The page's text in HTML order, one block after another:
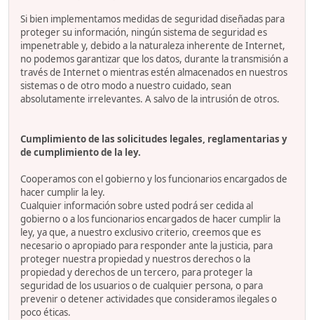
Si bien implementamos medidas de seguridad diseñadas para
proteger su información, ningún sistema de seguridad es
impenetrable y, debido a la naturaleza inherente de Internet,
no podemos garantizar que los datos, durante la transmisión a
través de Internet o mientras estén almacenados en nuestros
sistemas o de otro modo a nuestro cuidado, sean
absolutamente irrelevantes. A salvo de la intrusión de otros.
Cumplimiento de las solicitudes legales, reglamentarias y
de cumplimiento de la ley.
Cooperamos con el gobierno y los funcionarios encargados de
hacer cumplir la ley.
Cualquier información sobre usted podrá ser cedida al
gobierno o a los funcionarios encargados de hacer cumplir la
ley, ya que, a nuestro exclusivo criterio, creemos que es
necesario o apropiado para responder ante la justicia, para
proteger nuestra propiedad y nuestros derechos o la
propiedad y derechos de un tercero, para proteger la
seguridad de los usuarios o de cualquier persona, o para
prevenir o detener actividades que consideramos ilegales o
poco éticas.